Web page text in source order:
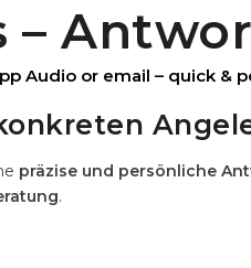
–
Audio or email – quick &
präzise und persönliche
.